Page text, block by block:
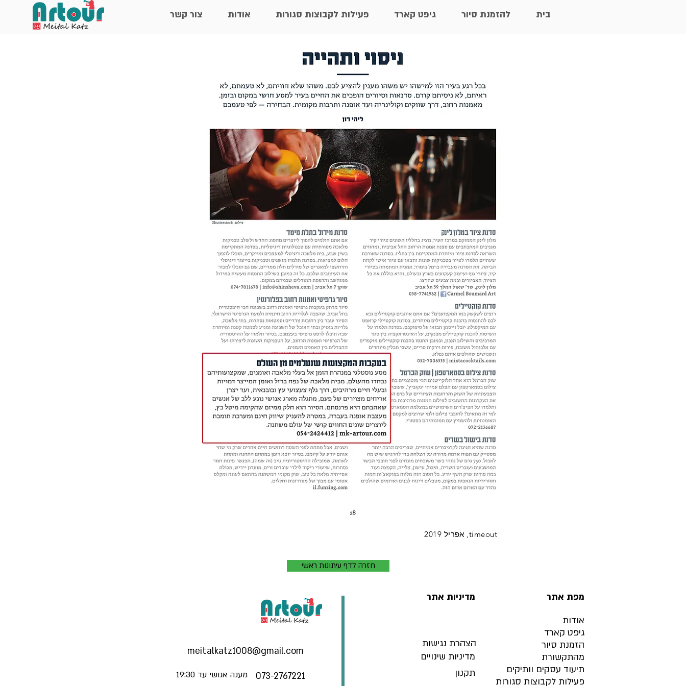
בית להזמנת סיור גיפט קארד פעילות לקבוצות סגורות אודות צור קשר
timeout, אפריל 2019
חזרה לדף עיתונות ראשי
meitalkatz1008@gmail.com
073-2767221 מענה אנושי עד 19:30
מדיניות אתר
הצהרת נגישות
מדיניות שינויים
תקנון
מפת אתר
אודות
גיפט קארד
הזמנת סיור
מהתקשורת
תיעוד עסקים וותיקים
פעילות לקבוצות סגורות